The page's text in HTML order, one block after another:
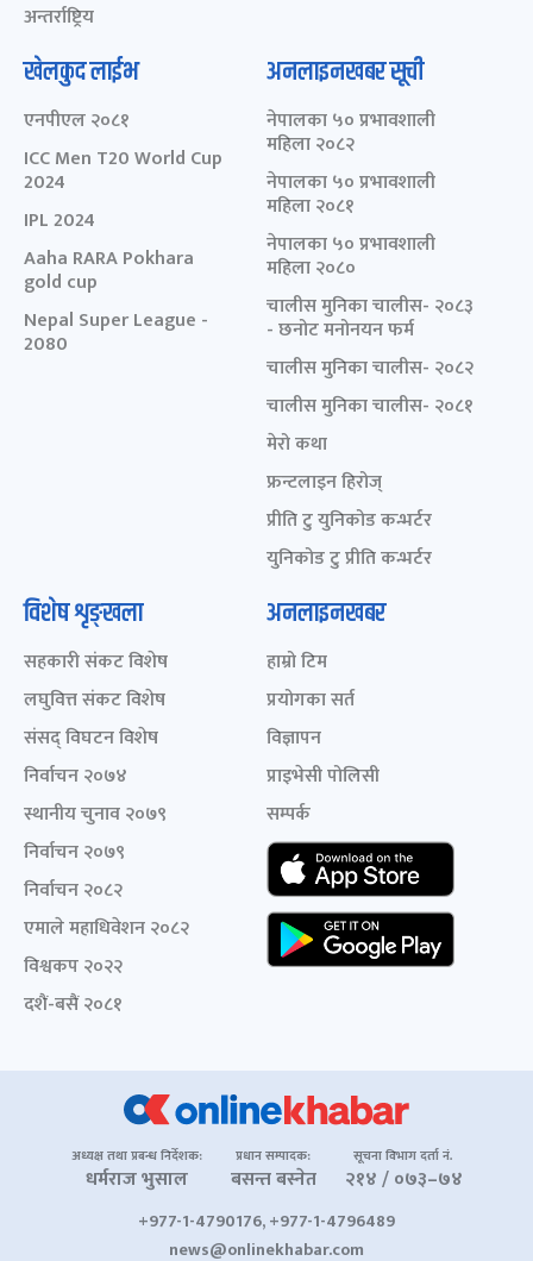
अन्तर्राष्ट्रिय
खेलकुद लाईभ
एनपीएल २०८१
ICC Men T20 World Cup
2024
IPL 2024
Aaha RARA Pokhara
gold cup
Nepal Super League -
2080
अनलाइनखबर सूची
नेपालका ५० प्रभावशाली
महिला २०८२
नेपालका ५० प्रभावशाली
महिला २०८१
नेपालका ५० प्रभावशाली
महिला २०८०
चालीस मुनिका चालीस- २०८३
- छनोट मनोनयन फर्म
चालीस मुनिका चालीस- २०८२
चालीस मुनिका चालीस- २०८१
मेरो कथा
फ्रन्टलाइन हिरोज्
प्रीति टु युनिकोड कन्भर्टर
युनिकोड टु प्रीति कन्भर्टर
विशेष शृङ्खला
सहकारी संकट विशेष
लघुवित्त संकट विशेष
संसद् विघटन विशेष
निर्वाचन २०७४
स्थानीय चुनाव २०७९
निर्वाचन २०७९
निर्वाचन २०८२
एमाले महाधिवेशन २०८२
विश्वकप २०२२
दशैं-बसैं २०८१
अनलाइनखबर
हाम्रो टिम
प्रयोगका सर्त
विज्ञापन
प्राइभेसी पोलिसी
सम्पर्क
अध्यक्ष तथा प्रबन्ध निर्देशक:
धर्मराज भुसाल
प्रधान सम्पादक:
बसन्त बस्नेत
सूचना विभाग दर्ता नं.
२१४ / ०७३–७४
+977-1-4790176, +977-1-4796489
news@onlinekhabar.com